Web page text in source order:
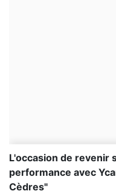
L'occasion de revenir
performance avec
Cèdres"